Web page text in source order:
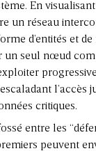
En
un réseau
d’entités et
un seul nœud
l’accès
critiques.
entre les
peuvent